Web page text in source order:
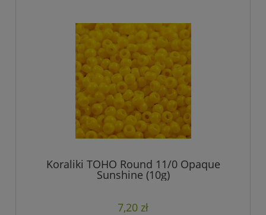
Koraliki TOHO Round 11/0 Opaque
Sunshine (10g)
7,20 zł